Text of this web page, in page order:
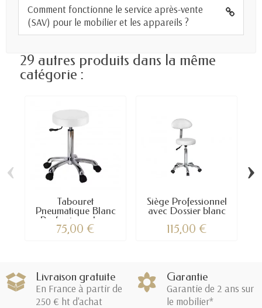
Comment fonctionne le service après-vente
(SAV) pour le mobilier et les appareils ?
29 autres produits dans la même
catégorie :
Tabouret
Pneumatique Blanc
Professionnel –...
75,00 €
Siège Professionnel
avec Dossier blanc
115,00 €
‹ ›
Livraison gratuite
En France à partir de
250 € ht d'achat
Garantie
Garantie de 2 ans sur
le mobilier*